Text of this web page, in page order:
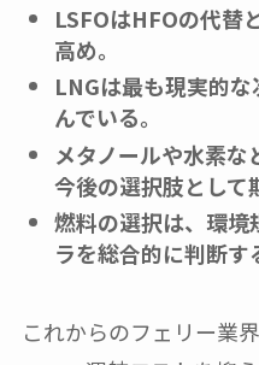
LSFOはHFOの代替
高め。
LNGは最も現実的
んでいる。
メタノールや水素な
今後の選択肢として
燃料の選択は、環境
ラを総合的に判断す
これからのフェリー業